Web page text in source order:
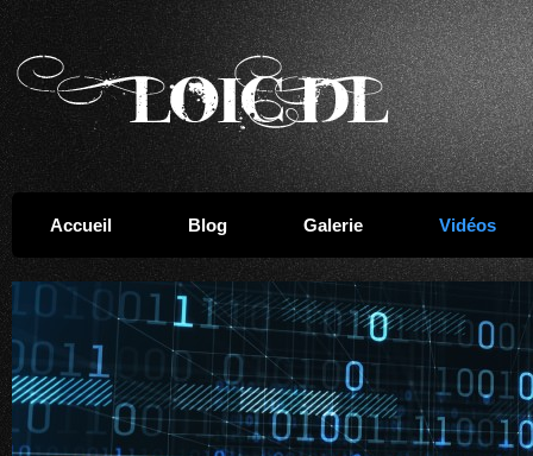
Accueil Blog Galerie Vidéos